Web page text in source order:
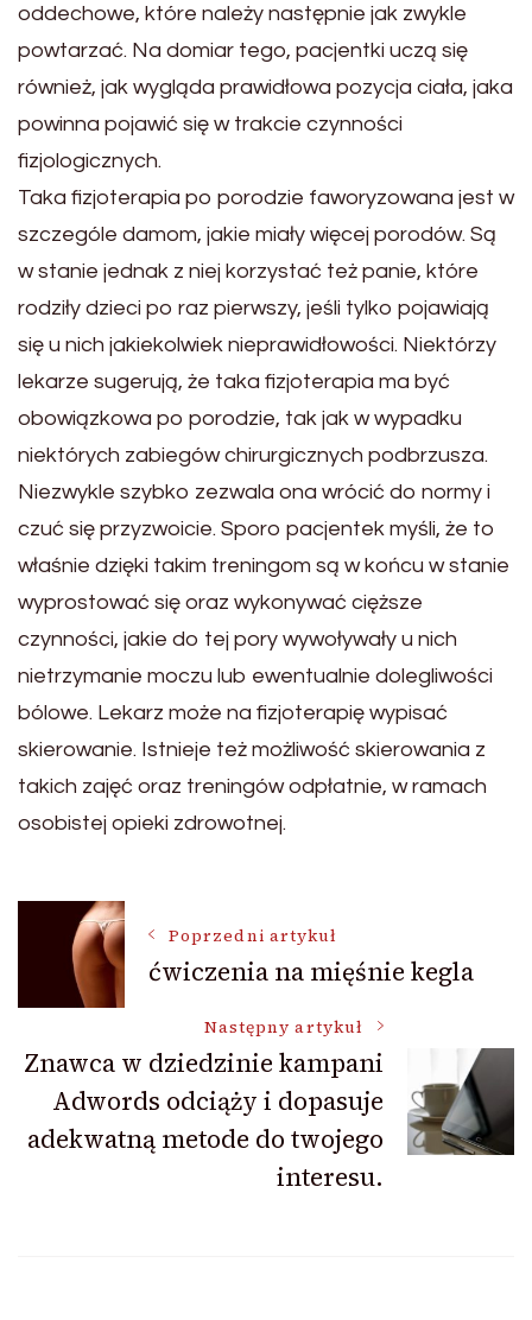
oddechowe, które należy następnie jak zwykle
powtarzać. Na domiar tego, pacjentki uczą się
również, jak wygląda prawidłowa pozycja ciała, jaka
powinna pojawić się w trakcie czynności
fizjologicznych.
Taka fizjoterapia po porodzie faworyzowana jest w
szczególe damom, jakie miały więcej porodów. Są
w stanie jednak z niej korzystać też panie, które
rodziły dzieci po raz pierwszy, jeśli tylko pojawiają
się u nich jakiekolwiek nieprawidłowości. Niektórzy
lekarze sugerują, że taka fizjoterapia ma być
obowiązkowa po porodzie, tak jak w wypadku
niektórych zabiegów chirurgicznych podbrzusza.
Niezwykle szybko zezwala ona wrócić do normy i
czuć się przyzwoicie. Sporo pacjentek myśli, że to
właśnie dzięki takim treningom są w końcu w stanie
wyprostować się oraz wykonywać cięższe
czynności, jakie do tej pory wywoływały u nich
nietrzymanie moczu lub ewentualnie dolegliwości
bólowe. Lekarz może na fizjoterapię wypisać
skierowanie. Istnieje też możliwość skierowania z
takich zajęć oraz treningów odpłatnie, w ramach
osobistej opieki zdrowotnej.
Nawigacja
wpisu
Poprzedni artykuł
ćwiczenia na mięśnie kegla
Następny artykuł
Znawca w dziedzinie kampani
Adwords odciąży i dopasuje
adekwatną metode do twojego
interesu.